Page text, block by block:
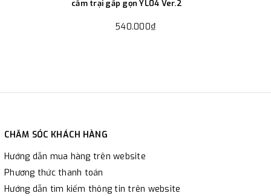
cắm trại gấp gọn YL04 Ver.2
540.000₫
CHĂM SÓC KHÁCH HÀNG
Hướng dẫn mua hàng trên website
Phương thức thanh toán
Hướng dẫn tìm kiếm thông tin trên website